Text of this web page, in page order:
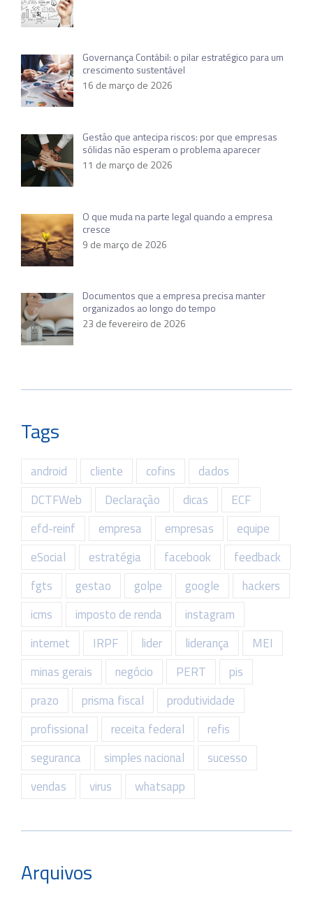
Governança Contábil: o pilar estratégico para um
crescimento sustentável
16 de março de 2026
Gestão que antecipa riscos: por que empresas
sólidas não esperam o problema aparecer
11 de março de 2026
O que muda na parte legal quando a empresa
cresce
9 de março de 2026
Documentos que a empresa precisa manter
organizados ao longo do tempo
23 de fevereiro de 2026
Tags
android cliente cofins
dados
DCTFWeb
Declaração dicas
ECF
efd-reinf
empresa empresas
equipe
eSocial
estratégia facebook
feedback
fgts
gestao golpe google
hackers
icms
imposto de renda
instagram
internet
IRPF lider liderança
MEI
minas gerais
negócio PERT
pis
prazo
prisma fiscal
produtividade
profissional
receita federal
refis
seguranca
simples nacional
sucesso
vendas
virus whatsapp
Arquivos